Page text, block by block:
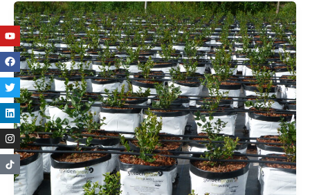
Youtube
Facebook
Twitter
Linkedin
Instagram